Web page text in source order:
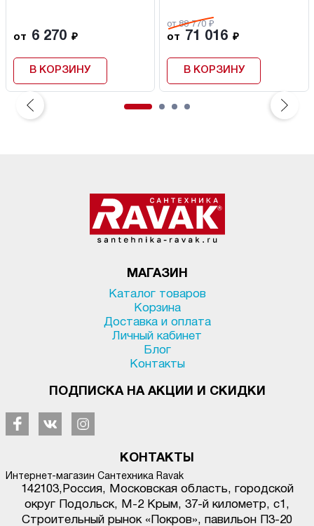
от 6 270 ₽
В КОРЗИНУ
от 88 770 ₽
от 71 016 ₽
В КОРЗИНУ
МАГАЗИН
Каталог товаров
Корзина
Доставка и оплата
Личный кабинет
Блог
Контакты
ПОДПИСКА НА АКЦИИ И СКИДКИ
КОНТАКТЫ
Интернет-магазин Сантехника Ravak
142103, Россия, Московская область, городской
округ Подольск, М-2 Крым, 37-й километр, с1 ,
Строительный рынок «Покров», павильон П3-20